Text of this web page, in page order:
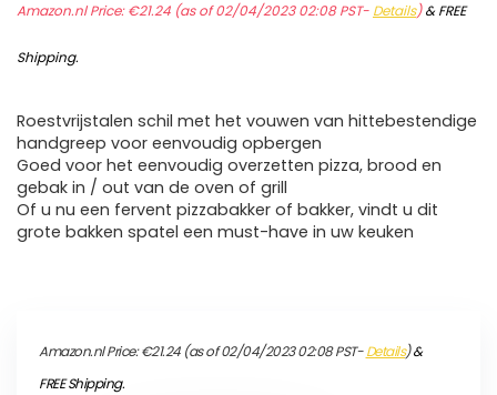
Amazon.nl Price:€21.24 (as of 02/04/2023 02:08 PST- Details)&FREE
Shipping.
Roestvrijstalen schil met het vouwen van hittebestendige
handgreep voor eenvoudig opbergen
Goed voor het eenvoudig overzetten pizza, brood en
gebak in / out van de oven of grill
Of u nu een fervent pizzabakker of bakker, vindt u dit
grote bakken spatel een must-have in uw keuken
Amazon.nl Price:€21.24(as of 02/04/2023 02:08 PST-Details)&
FREE Shipping.